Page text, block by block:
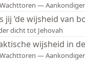
—
jij ‘de wijsheid van
dicht tot Jehovah
wijsheid in
— Aankondiger